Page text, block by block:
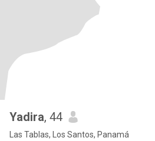
Yadira, 44
Las Tablas, Los Santos, Panamá